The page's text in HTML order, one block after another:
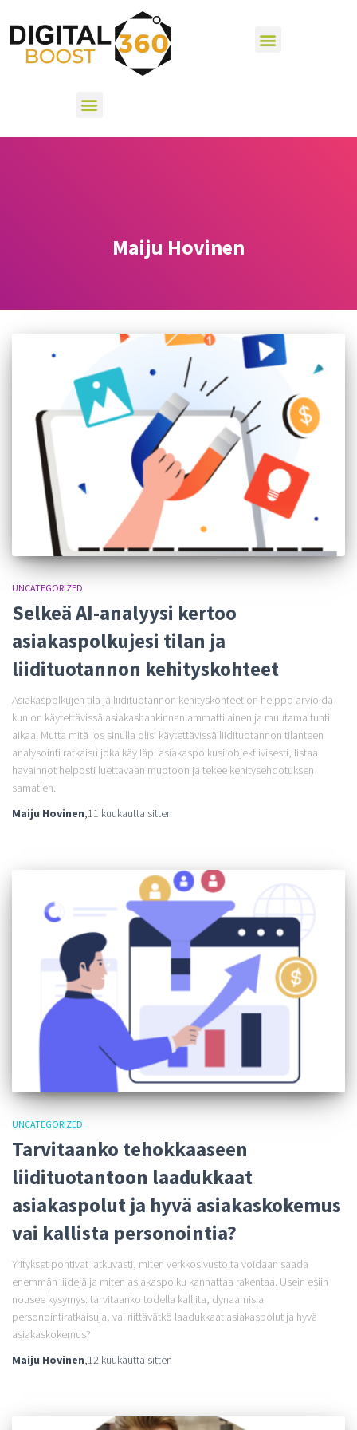
Maiju Hovinen
UNCATEGORIZED
Selkeä AI-analyysi kertoo
asiakaspolkujesi tilan ja
liidituotannon kehityskohteet
Asiakaspolkujen tila ja liidituotannon kehityskohteet on helppo arvioida
kun on käytettävissä asiakashankinnan ammattilainen ja muutama tunti
aikaa. Mutta mitä jos sinulla olisi käytettävissä liidituotannon tilanteen
analysointi ratkaisu joka käy läpi asiakaspolkusi objektiivisesti, listaa
havainnot helposti luettavaan muotoon ja tekee kehitysehdotuksen
samatien.
Maiju Hovinen,11 kuukautta sitten
UNCATEGORIZED
Tarvitaanko tehokkaaseen
liidituotantoon laadukkaat
asiakaspolut ja hyvä asiakaskokemus
vai kallista personointia?
Yritykset pohtivat jatkuvasti, miten verkkosivustolta voidaan saada
enemmän liidejä ja miten asiakaspolku kannattaa rakentaa. Usein esiin
nousee kysymys: tarvitaanko todella kalliita, dynaamisia
personointiratkaisuja, vai riittävätkö laadukkaat asiakaspolut ja hyvä
asiakaskokemus?
Maiju Hovinen,12 kuukautta sitten